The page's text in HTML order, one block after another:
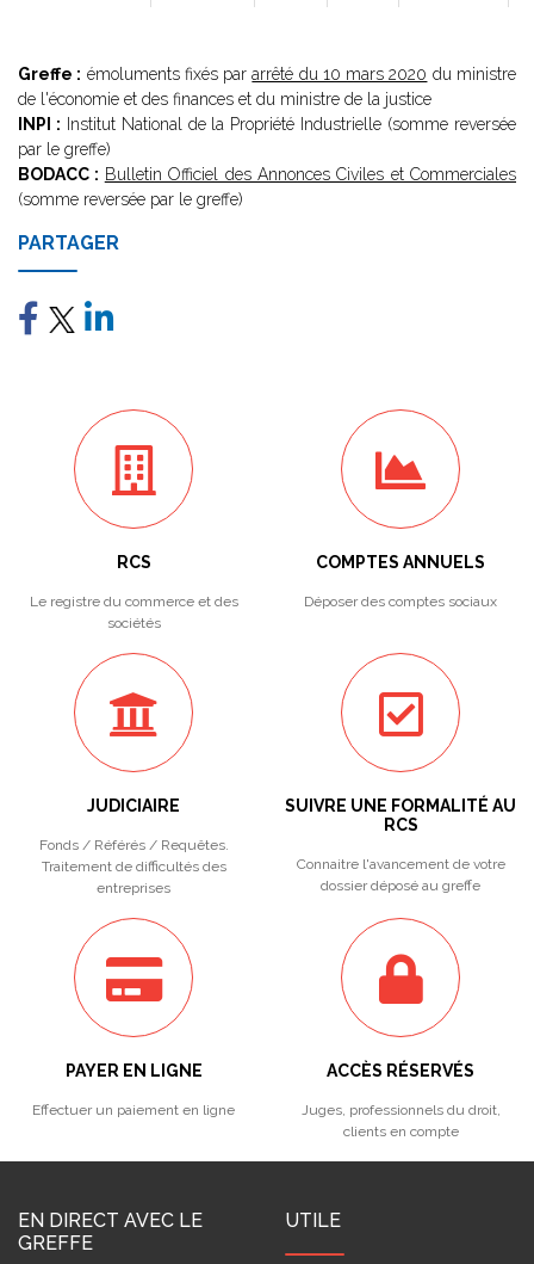
Greffe : émoluments fixés pararrêté du 10 mars 2020 du ministre
de l'économie et des finances et du ministre de la justice
INPI : Institut National de la Propriété Industrielle (somme reversée
par le greffe)
BODACC : Bulletin Officiel des Annonces Civiles et Commerciales
(somme reversée par le greffe)
PARTAGER
RCS
Le registre du commerce et des
sociétés
COMPTES ANNUELS
Déposer des comptes sociaux
JUDICIAIRE
Fonds / Référés / Requêtes.
Traitement de difficultés des
entreprises
SUIVRE UNE FORMALITÉ AU
RCS
Connaitre l'avancement de votre
dossier déposé au greffe
PAYER EN LIGNE
Effectuer un paiement en ligne
ACCÈS RÉSERVÉS
Juges, professionnels du droit,
clients en compte
EN DIRECT AVEC LE
GREFFE
UTILE